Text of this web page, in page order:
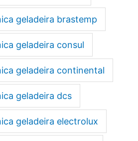
geladeira brastemp
geladeira consul
geladeira continental
geladeira dcs
geladeira electrolux